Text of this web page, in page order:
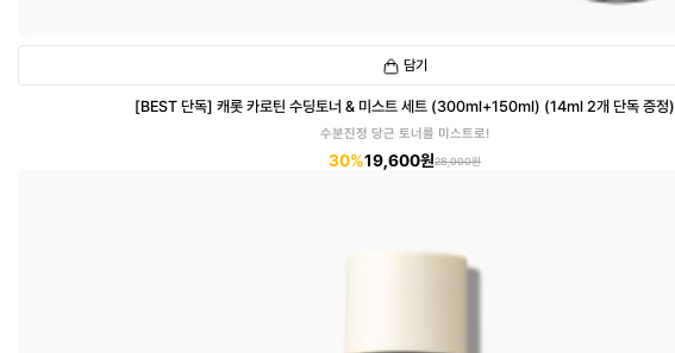
담기
[BEST 단독] 캐롯 카로틴 수딩토너 & 미스트 세트 (300ml+150ml) (14ml 2개 단독 증정)
수분진정 당근 토너를 미스트로!
30%19,600원28,000원